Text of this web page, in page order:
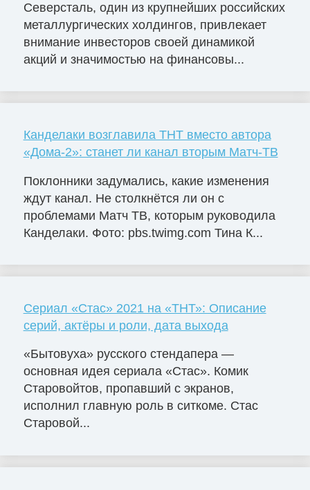
Северсталь, один из крупнейших российских
металлургических холдингов, привлекает
внимание инвесторов своей динамикой
акций и значимостью на финансовы...
Канделаки возглавила ТНТ вместо автора
«Дома-2»: станет ли канал вторым Матч-ТВ
Поклонники задумались, какие изменения
ждут канал. Не столкнётся ли он с
проблемами Матч ТВ, которым руководила
Канделаки. Фото: pbs.twimg.com Тина К...
Сериал «Стас» 2021 на «ТНТ»: Описание
серий, актёры и роли, дата выхода
«Бытовуха» русского стендапера —
основная идея сериала «Стас». Комик
Старовойтов, пропавший с экранов,
исполнил главную роль в ситкоме. Стас
Старовой...